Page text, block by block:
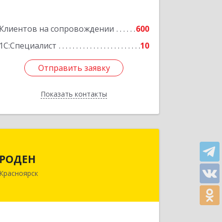
Клиентов на сопровождении
600
1С:Специалист
10
Отправить заявку
Показать контакты
Отправить заявку
Назад
РОДЕН
Красноярск